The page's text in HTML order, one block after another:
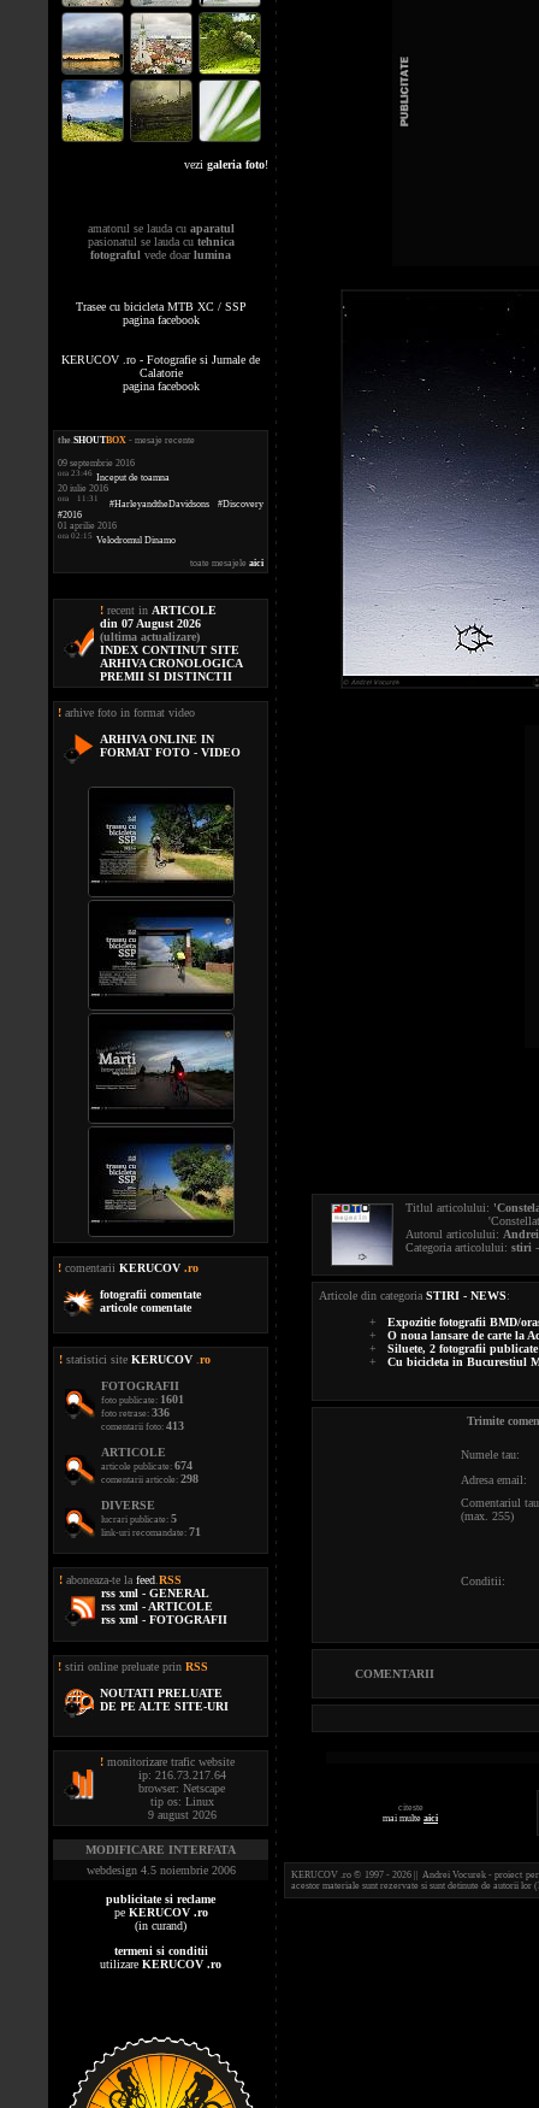
vezi galeria foto!
amatorul se lauda cu aparatul
pasionatul se lauda cu tehnica
fotograful vede doarlumina
Trasee cu bicicleta MTB XC / SSP
pagina facebook
KERUCOV .ro - Fotografie si Jurnale de
Calatorie
pagina facebook
the.SHOUTBOX - mesaje recente
09 septembrie 2016
ora 23:46 Inceput de toamna
20 iulie 2016
ora 11:31
#HarleyandtheDavidsons #Discovery
#2016
01 aprilie 2016
ora 02:15 Velodromul Dinamo
toate mesajele aici
! recent in ARTICOLE
din 07 August 2026
(ultima actualizare)
INDEX CONTINUT SITE
ARHIVA CRONOLOGICA
PREMII SI DISTINCTII
! arhive foto in format video
ARHIVA ONLINE IN
FORMAT FOTO - VIDEO
! comentarii KERUCOV .ro
fotografii comentate
articole comentate
! statistici site KERUCOV ro
FOTOGRAFII
foto publicate: 1601
foto retrase: 336
comentarii foto: 413
ARTICOLE
articole publicate: 674
comentarii articole: 298
DIVERSE
lucrari publicate: 5
link-uri recomandate: 71
! aboneaza-te la feed RSS
rss xml - GENERAL
rss xml - ARTICOLE
rss xml - FOTOGRAFII
! stiri online preluate prin RSS
NOUTATI PRELUATE
DE PE ALTE SITE-URI
! monitorizare trafic website
ip: 216.73.217.64
browser: Netscape
tip os: Linux
9 august 2026
MODIFICARE INTERFATA
webdesign 4.5 noiembrie 2006
publicitate si reclame
pe KERUCOV .ro
(in curand)
termeni si conditii
utilizare KERUCOV .ro
Titlul articolului:
'Constellation',
Autorul articolului:
Categoria articolului: stiri
Articole din categoria STIRI - NEWS:
+ Expozitie fotografii BMD/
+ O noua lansare de carte la
+ Siluete, 2 fotografii
+ Cu bicicleta in Bucurestiul
Trimite
Numele tau:
Adresa email:
Comentariul
(max. 255)
Conditii:
COMENTARII
citeste
mai multe aici
KERUCOV .ro © 1997 - 2026 || Andrei Vocurek - proiect
acestor materiale sunt rezervate si sunt detinute de autorii